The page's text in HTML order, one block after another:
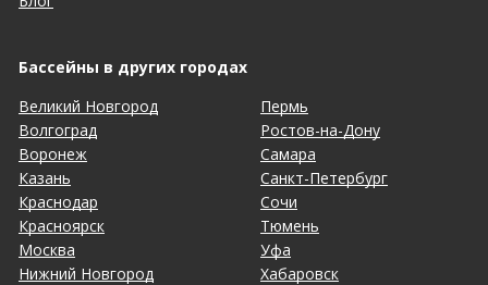
Бассейны в других городах
Великий Новгород
Волгоград
Воронеж
Казань
Краснодар
Красноярск
Москва
Нижний Новгород
Пермь
Ростов-на-Дону
Самара
Санкт-Петербург
Сочи
Тюмень
Уфа
Хабаровск